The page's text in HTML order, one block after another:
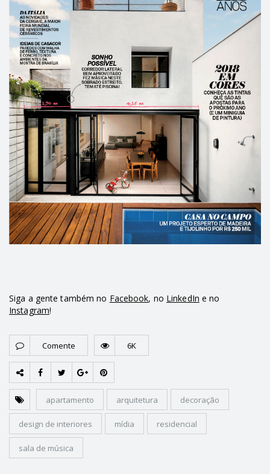
Siga a gente também no Facebook, no LinkedIn e no
Instagram!
Comente 6K
apartamento arquitetura decoração
design de interiores mídia residencial
sala de música